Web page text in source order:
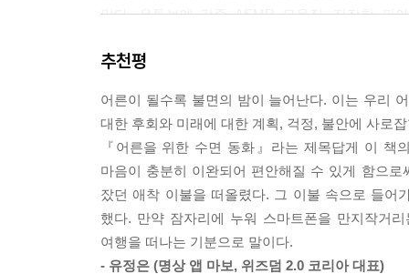
아름다움이 선명하게 느껴지고, 지금 나는 행복을
감사의 마음이 내 안에 가득 차오른다. 생일 아침,
마나 행복한 일인지를 나는 깨닫고 있다. 나를 행
놓치고 싶지 않아 나는 서둘러 가방에서 수첩을 꺼
--- 「감사한 마음」 중에서
많다. 유튜브에 각종 ASMR 모음집, 잔잔한 피
독일 최고의 명상 앱 ‘세븐마인드’에서 그 효과를
당신의 뇌에는 휴식을 선물하고, 몸과 마음은 이완
사람들이 내면의 평화를 발견하도록 마음챙김 워
못해 불안정하고 불충분한 수면 문제를 가지고
않는다고 스마트폰을 들여다봄으로써 오히려
명상과 재능 중 하나인 이야기 만들기를 결합해
추천평
어른이 될수록 불면의 밤이 늘어난다. 이는 우리
대한 후회와 미래에 대한 계획, 걱정, 불안에 사로
『어른을 위한 수면 동화』라는 제목답게 이 책
마음이 충분히 이완되어 편안해질 수 있게 함으
잤던 애착 이불을 떠올렸다. 그 이불 속으로 들어
했다. 만약 잠자리에 누워 스마트폰을 만지작거
여행을 떠나는 기분으로 말이다.
- 유정은 (명상 앱 마보, 위즈덤 2.0 코리아 대표)